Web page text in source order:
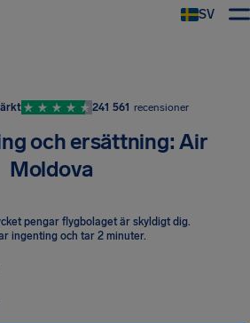
SV
241 561 recensioner
och ersättning: Air
Moldova
pengar flygbolaget är skyldigt dig.
ingenting och tar 2 minuter.